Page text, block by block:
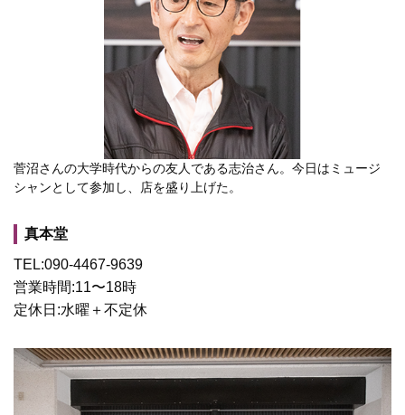
菅沼さんの大学時代からの友人である志治さん。今日はミュージ
シャンとして参加し、店を盛り上げた。
真本堂
TEL:090-4467-9639
営業時間:11〜18時
定休日:水曜＋不定休